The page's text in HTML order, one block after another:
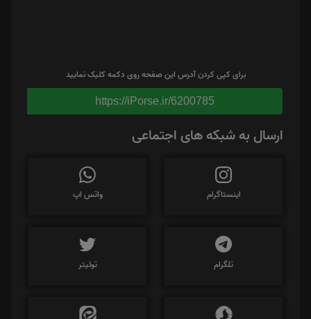
برای کپی کردن آدرس این صفحه روی دکمه کلیک نمایید
https://iPorse.ir/6200785
ارسال به شبکه های اجتماعی
اینستاگرام واتس اپ
تلگرام توئیتر